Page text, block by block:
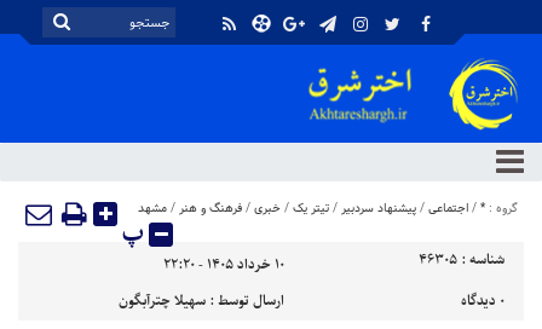
گروه : *
/اجتماعی/پیشنهاد سردبیر/تیتر یک/خبری/فرهنگ و هنر/مشهد
پ
شناسه : 46305
۱۰ خرداد ۱۴۰۵ - ۲۲:۲۰
۰ دیدگاه ارسال توسط :سهیلا چترآبگون